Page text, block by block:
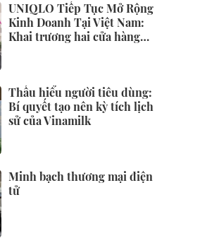
UNIQLO Tiếp Tục Mở Rộng
Kinh Doanh Tại Việt Nam:
Khai trương hai cửa hàng
Thấu hiểu người tiêu dùng:
Bí quyết tạo nên kỳ tích lịch
sử của Vinamilk
Minh bạch thương mại điện
tử